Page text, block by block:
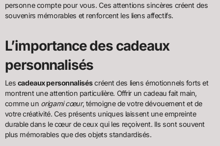
personne compte pour vous. Ces attentions sincères créent des
souvenirs mémorables et renforcent les liens affectifs.
L’importance des cadeaux
personnalisés
Les cadeaux personnaliséscréent des liens émotionnels forts et
montrent une attention particulière. Offrir un cadeau fait main,
comme un origami cœur, témoigne de votre dévouement et de
votre créativité. Ces présents uniques laissent une empreinte
durable dans le cœur de ceux qui les reçoivent. Ils sont souvent
plus mémorables que des objets standardisés.